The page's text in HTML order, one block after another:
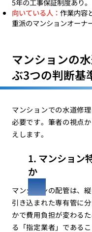
5年の工事保証制度あり。
向いている人： 作業内容
重派のマンションオーナ
マンションの
ぶ3つの判断基
マンションでの水道修
必要です。筆者の視点
えします。
1. マンション
か
マンションの配管は、
引き込まれた専有管に
かで費用負担が変わる
る「指定業者」である